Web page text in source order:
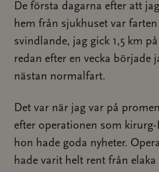
De första dagarna efter att
hem från sjukhuset var farten
svindlande, jag gick 1,5 km
redan efter en vecka började
nästan normalfart.
Det var när jag var på
efter operationen som
hon hade goda nyheter.
hade varit helt rent från elaka